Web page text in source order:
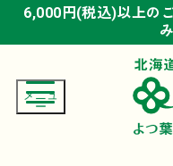
6,000円(税込)以上の
6,000円(税込)以上の
6,000円(税込)以上の